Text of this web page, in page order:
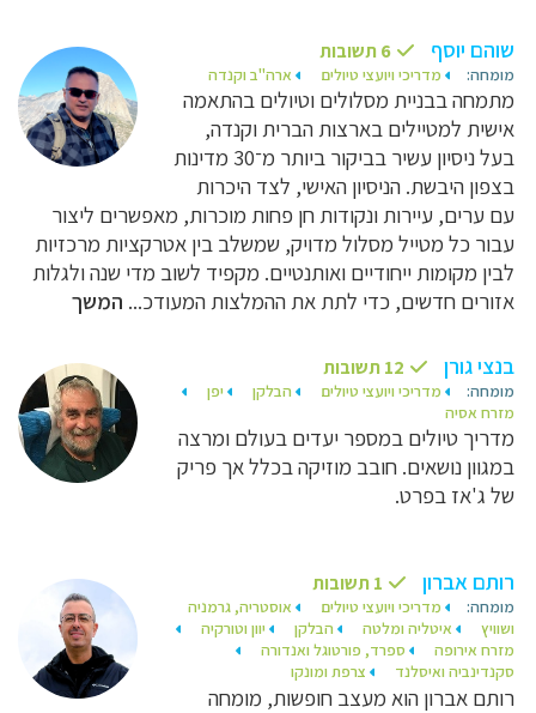
שוהם יוסף 6 תשובות
מומחה: מדריכי ויועצי טיולים ארה"ב וקנדה
מתמחה בבניית מסלולים וטיולים בהתאמה
אישית למטיילים בארצות הברית וקנדה,
בעל ניסיון עשיר בביקור ביותר מ־30 מדינות
בצפון היבשת. הניסיון האישי, לצד היכרות
עם ערים, עיירות ונקודות חן פחות מוכרות, מאפשרים ליצור
עבור כל מטייל מסלול מדויק, שמשלב בין אטרקציות מרכזיות
לבין מקומות ייחודיים ואותנטיים. מקפיד לשוב מדי שנה ולגלות
אזורים חדשים, כדי לתת את ההמלצות המעודכ... המשך
בנצי גורן 12 תשובות
מומחה: מדריכי ויועצי טיולים הבלקן
יפן
מזרח אסיה
מדריך טיולים במספר יעדים בעולם ומרצה
במגוון נושאים. חובב מוזיקה בכלל אך פריק
של ג'אז בפרט.
רותם אברון 1 תשובות
מומחה: מדריכי ויועצי טיולים
אוסטריה, גרמניה
ושוויץ
איטליה ומלטה הבלקן
יוון וטורקיה
מזרח אירופה
ספרד, פורטוגל ואנדורה
סקנדינביה ואיסלנד
צרפת ומונקו
רותם אברון הוא מעצב חופשות, מומחה